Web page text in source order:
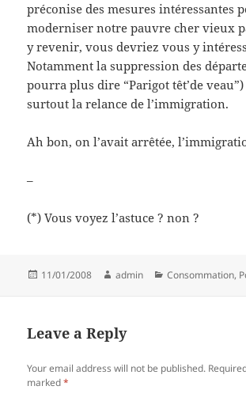
préconise des mesures intéressantes
moderniser notre pauvre cher vieux
y revenir, vous devriez vous y
Notamment la suppression des
pourra plus dire “Parigot têt’de
surtout la relance de l’immigration.
Ah bon, on l’avait arrêtée,
–
(*) Vous voyez l’astuce ? non ?
Posted
11/01/2008 Author
admin Categories
Consommation,
Leave a Reply
Your email address will not be published.
marked*